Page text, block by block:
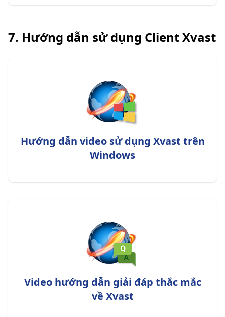
7. Hướng dẫn sử dụng Client Xvast
Hướng dẫn video sử dụng Xvast trên
Windows
Video hướng dẫn giải đáp thắc mắc
về Xvast